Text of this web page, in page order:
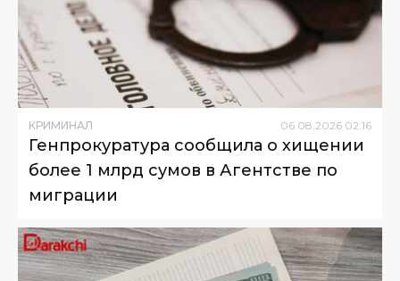
КРИМИНАЛ 06 08 2026 02:16
Генпрокуратура сообщила о хищении
более 1 млрд сумов в Агентстве по
миграции